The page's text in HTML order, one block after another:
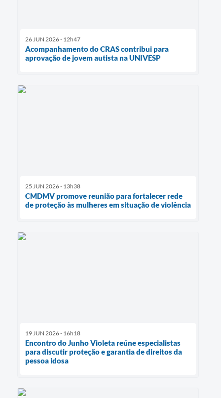
26 JUN 2026 - 12h47
Acompanhamento do CRAS contribui para
aprovação de jovem autista na UNIVESP
25 JUN 2026 - 13h38
CMDMV promove reunião para fortalecer rede
de proteção às mulheres em situação de violência
19 JUN 2026 - 16h18
Encontro do Junho Violeta reúne especialistas
para discutir proteção e garantia de direitos da
pessoa idosa